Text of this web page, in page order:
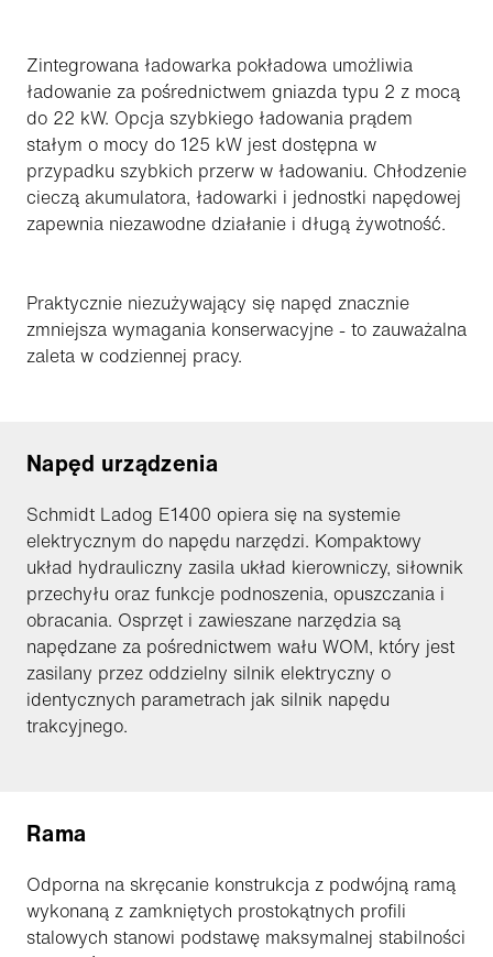
Zintegrowana ładowarka pokładowa umożliwia
ładowanie za pośrednictwem gniazda typu 2 z mocą
do 22 kW. Opcja szybkiego ładowania prądem
stałym o mocy do 125 kW jest dostępna w
przypadku szybkich przerw w ładowaniu. Chłodzenie
cieczą akumulatora, ładowarki i jednostki napędowej
zapewnia niezawodne działanie i długą żywotność.
Praktycznie niezużywający się napęd znacznie
zmniejsza wymagania konserwacyjne - to zauważalna
zaleta w codziennej pracy.
Napęd urządzenia
Schmidt Ladog E1400 opiera się na systemie
elektrycznym do napędu narzędzi. Kompaktowy
układ hydrauliczny zasila układ kierowniczy, siłownik
przechyłu oraz funkcje podnoszenia, opuszczania i
obracania. Osprzęt i zawieszane narzędzia są
napędzane za pośrednictwem wału WOM, który jest
zasilany przez oddzielny silnik elektryczny o
identycznych parametrach jak silnik napędu
trakcyjnego.
Rama
Odporna na skręcanie konstrukcja z podwójną ramą
wykonaną z zamkniętych prostokątnych profili
stalowych stanowi podstawę maksymalnej stabilności